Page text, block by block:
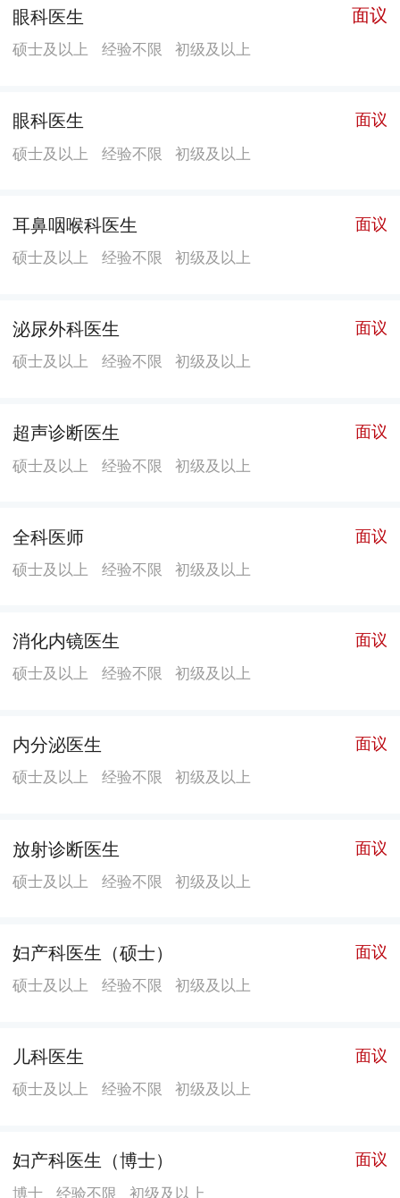
区。科室配备呼吸机、无创心功能监测仪等各种抢救设
备，还有奥林巴斯纤支镜、光电脑电图、光电诱发电
测仪等设备；儿科门诊设有哮喘门诊、神经专科门诊、
配套有门诊常规检验室、雾化室、点刺脱敏室、中医治
达全市妇幼系统领先水平，多项技术项目填补了龙岗区
空白，其中在全省率先开展的基因微缺失综合征BoBs检
我院还开设了外科（乳腺外科、儿童外科）、口腔科
（儿童口腔保健科）、儿童生长发育科、儿童营养科、
计划生育手术科、乳腺保健科、婚前保健科、孕前保健
科（生殖内分泌科）、男性生殖健康科、产后保健科、
熟、矮小诊疗、儿童言语训练等儿童保健业务填补了龙
妇女保健业务规模及质量居深圳市前列。 五、教学科研
医学院、广东医科大学、深圳职业技术学院等高等医学
院校的教学基地，惠州卫生职业技术学院教学医院，广
医院、中山大学、南方医科大学、华大基因等多所著名
高等医学院校和科研机构建立科研及人才培养方面的合
使用后，届时住院床位可达1000张以上。随着医院软硬
件设施及配套设施的不断完善，内涵建设的充实和技术
东部领先、专科特色鲜明、技术力量雄厚、医疗设备先
进、服务质量上乘的三级甲等妇幼保健院，成为惠及周
边地区的区域性妇幼保健医疗中心。
眼科医生 面议
硕士及以上 经验不限 初级及以上
眼科医生 面议
硕士及以上 经验不限 初级及以上
耳鼻咽喉科医生 面议
硕士及以上 经验不限 初级及以上
泌尿外科医生 面议
硕士及以上 经验不限 初级及以上
超声诊断医生 面议
硕士及以上 经验不限 初级及以上
全科医师 面议
硕士及以上 经验不限 初级及以上
消化内镜医生 面议
硕士及以上 经验不限 初级及以上
内分泌医生 面议
硕士及以上 经验不限 初级及以上
放射诊断医生 面议
硕士及以上 经验不限 初级及以上
妇产科医生（硕士） 面议
硕士及以上 经验不限 初级及以上
儿科医生 面议
硕士及以上 经验不限 初级及以上
妇产科医生（博士） 面议
博士 经验不限 初级及以上